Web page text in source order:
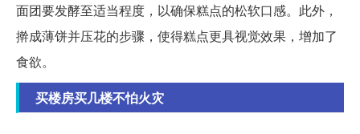
面团要发酵至适当程度，以确保糕点的松软口感。此外，
擀成薄饼并压花的步骤，使得糕点更具视觉效果，增加了
食欲。
买楼房买几楼不怕火灾